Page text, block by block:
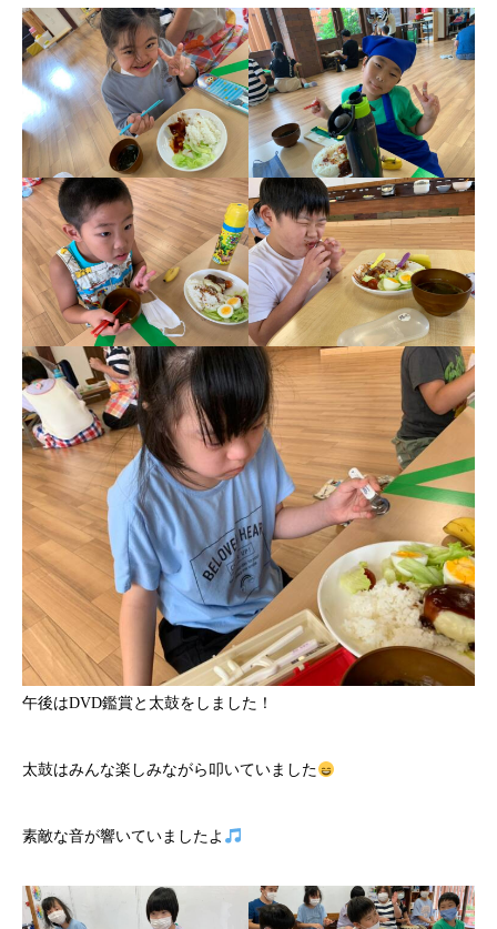
午後はDVD鑑賞と太鼓をしました！
太鼓はみんな楽しみながら叩いていました
素敵な音が響いていましたよ